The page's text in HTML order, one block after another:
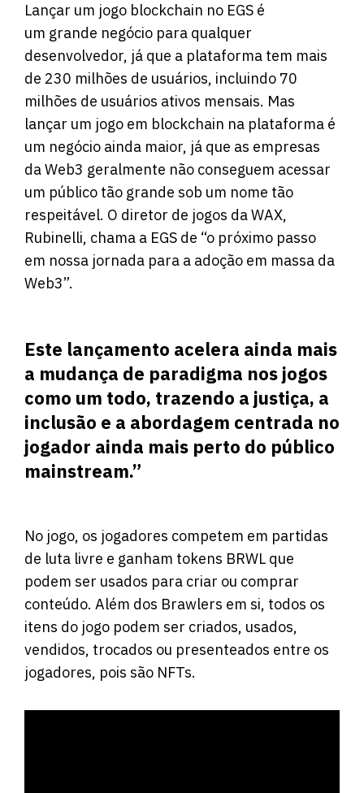
Lançar um jogo blockchain no EGS é
um grande negócio para qualquer
desenvolvedor, já que a plataforma tem mais
de 230 milhões de usuários, incluindo 70
milhões de usuários ativos mensais. Mas
lançar um jogo em blockchain na plataforma é
um negócio ainda maior, já que as empresas
da Web3 geralmente não conseguem acessar
um público tão grande sob um nome tão
respeitável. O diretor de jogos da WAX,
Rubinelli, chama a EGS de “o próximo passo
em nossa jornada para a adoção em massa da
Web3”.
Este lançamento acelera ainda mais
a mudança de paradigma nos jogos
como um todo, trazendo a justiça, a
inclusão e a abordagem centrada no
jogador ainda mais perto do público
mainstream.”
No jogo, os jogadores competem em partidas
de luta livre e ganham tokens BRWL que
podem ser usados para criar ou comprar
conteúdo. Além dos Brawlers em si, todos os
itens do jogo podem ser criados, usados,
vendidos, trocados ou presenteados entre os
jogadores, pois são NFTs.